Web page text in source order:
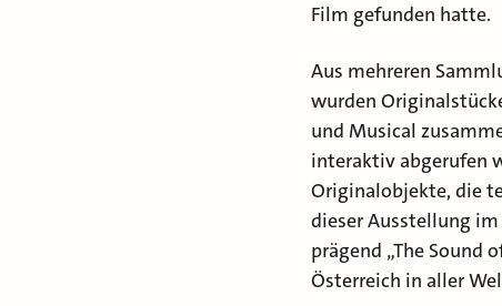
Film gefunden hatte.
Aus mehreren
wurden
und Musical
interaktiv abgerufen
Originalobjekte, die
dieser Ausstellung
prägend „The Sound
Österreich in aller